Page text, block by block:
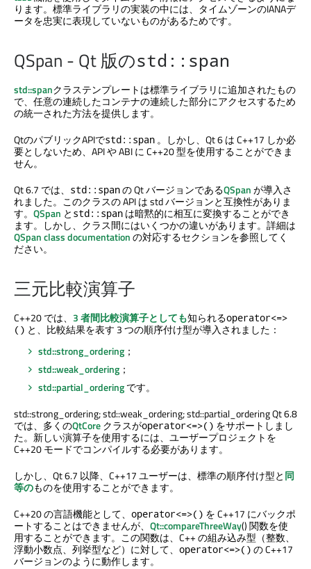
ります。標準ライブラリの実装の中には、タイムゾーンのIANAデ
ータを忠実に表現していないものがあるためです。
QSpan - Qt 版のstd::span
std::spanクラステンプレートは標準ライブラリに追加されたもの
で、任意の連続したコンテナの連続した部分にアクセスするため
の統一された方法を提供します。
QtのパブリックAPIでstd::span 。しかし、Qt 6 は C++17 しか必
要としないため、API や ABI に C++20 型を使用することができま
せん。
Qt 6.7 では、 std::spanの Qt バージョンであるQSpanが導入さ
れました。このクラスの API は std バージョンと互換性がありま
す。 QSpan と std::span は暗黙的に相互に変換することができ
ます。しかし、クラス間にはいくつかの違いがあります。詳細は
QSpan class documentationの対応するセクションを参照してく
ださい。
三元比較演算子
C++20 では、 3 者間比較演算子としても知られるoperator<=>
() と、比較結果を表す 3 つの順序付け型が導入されました：
std::strong_ordering ；
std::weak_ordering ；
std::partial_orderingです。
std::strong_ordering; std::weak_ordering; std::partial_ordering Qt 6.8
では、多くのQtCoreクラスがoperator<=>() をサポートしまし
た。新しい演算子を使用するには、ユーザープロジェクトを
C++20 モードでコンパイルする必要があります。
しかし、Qt 6.7 以降、C++17 ユーザーは、標準の順序付け型と同
等のものを使用することができます。
C++20 の言語機能として、 operator<=>() を C++17 にバックポ
ートすることはできませんが、 Qt::compareThreeWay() 関数を使
用することができます。この関数は、C++ の組み込み型（整数、
浮動小数点、列挙型など）に対して、 operator<=>() の C++17
バージョンのように動作します。